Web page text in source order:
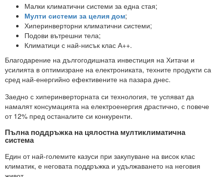
Малки климатични системи за една стая;
Мулти системи за целия дом;
Хиперинверторни климатични системи;
Подови вътрешни тела;
Климатици с най-нисък клас А++.
Благодарение на дългогодишната инвестиция на Хитачи и
усилията в оптимизране на електрониката, техните продукти са
сред най-енергийно ефективените на пазара днес.
Заедно с хиперинверторната си технология, те успяват да
намалят консумацията на електроенергия драстично, с повече
от 12% пред останалите си конкуренти.
Пълна поддръжка на цялостна мултиклиматична
система
Един от най-големите казуси при закупуване на висок клас
климатик, е неговата поддръжка и удължаването на неговия